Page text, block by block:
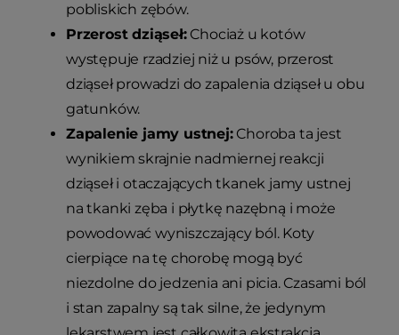
pobliskich zębów.
Przerost dziąseł:Chociaż u kotów
występuje rzadziej niż u psów, przerost
dziąseł prowadzi do zapalenia dziąseł u obu
gatunków.
Zapalenie jamy ustnej:Choroba ta jest
wynikiem skrajnie nadmiernej reakcji
dziąseł i otaczających tkanek jamy ustnej
na tkanki zęba i płytkę nazębną i może
powodować wyniszczający ból. Koty
cierpiące na tę chorobę mogą być
niezdolne do jedzenia ani picia. Czasami ból
i stan zapalny są tak silne, że jedynym